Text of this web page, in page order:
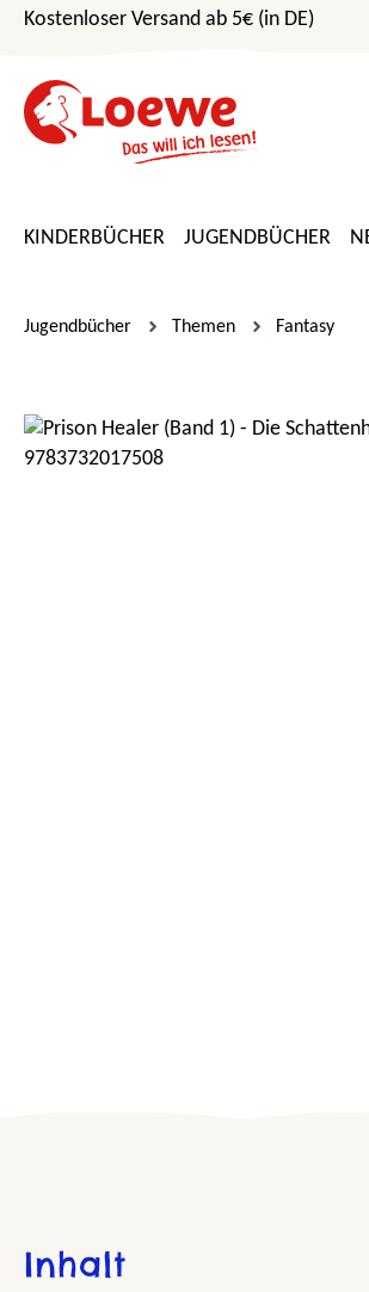
Hauptinhalt springen
Zur Suche springen
Zur Hauptnavigation springen
Kostenloser Versand ab 5€ (in DE)
KINDERBÜCHER JUGENDBÜCHER
Jugendbücher Themen Fantasy
Bildergalerie überspringen
Inhalt